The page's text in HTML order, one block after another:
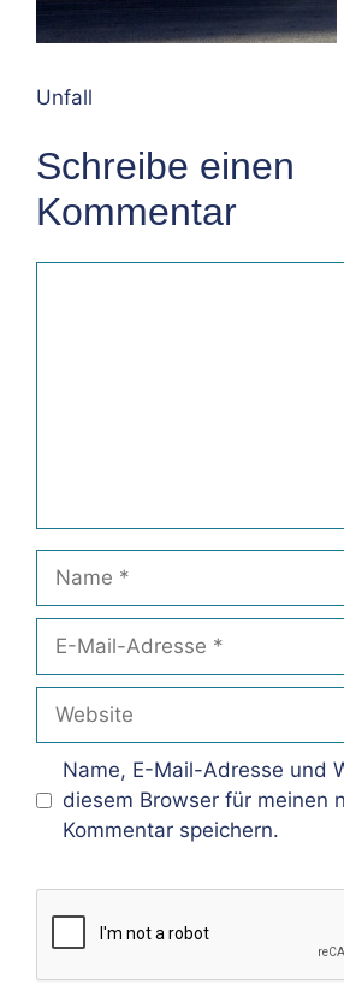
Unfall
Schreibe einen
Kommentar
Name
Adresse
Website
Name, E-Mail-Adresse und
diesem Browser für meinen
Kommentar speichern.